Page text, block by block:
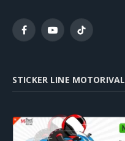
FacebookYouTubeTikTok
STICKER LINE MOTORIVAL